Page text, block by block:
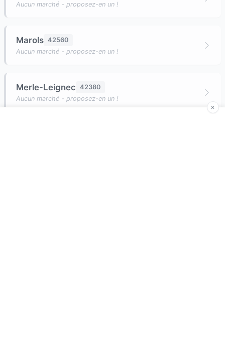
Aucun marché - proposez-en un !
Marols 42560
Aucun marché - proposez-en un !
Merle-Leignec 42380
Aucun marché - proposez-en un !